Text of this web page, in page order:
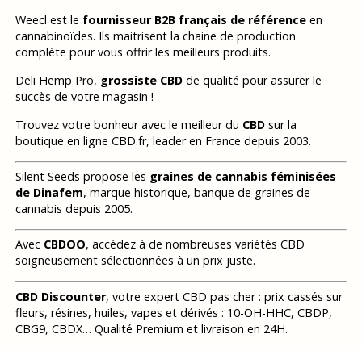
Weecl est le fournisseur B2B français de référenceen
cannabinoïdes. Ils maitrisent la chaine de production
complète pour vous offrir les meilleurs produits.
Deli Hemp Pro, grossiste CBDde qualité pour assurer le
succès de votre magasin !
Trouvez votre bonheur avec le meilleur du CBDsur la
boutique en ligne CBD.fr, leader en France depuis 2003.
Silent Seeds propose les graines de cannabis féminisées
de Dinafem, marque historique, banque de graines de
cannabis depuis 2005.
Avec CBDOO, accédez à de nombreuses variétés CBD
soigneusement sélectionnées à un prix juste.
CBD Discounter, votre expert CBD pas cher : prix cassés sur
fleurs, résines, huiles, vapes et dérivés : 10-OH-HHC, CBDP,
CBG9, CBDX… Qualité Premium et livraison en 24H.